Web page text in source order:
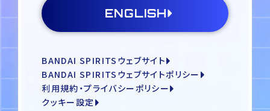
ENGLISH
BANDAI SPIRITSウェブサイト
BANDAI SPIRITSウェブサイトポリシー
利用規約・プライバシーポリシー
クッキー設定